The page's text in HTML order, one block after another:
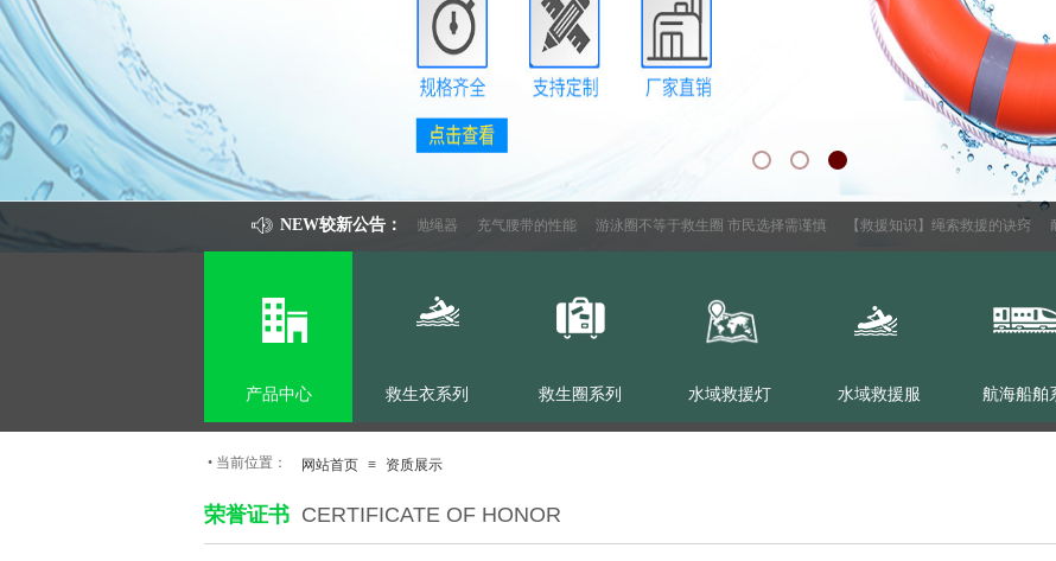
NEW较新公告：
救生圈的来源 气动式救生抛绳器 充气腰带的性能 游泳圈不等于救生圈 市民选择需谨慎 【救援知识】绳索救援的诀窍 耐
产品中心 救生衣系列 救生圈系列 水域救援灯 水域救援服 航海船舶
• 当前位置： 网站首页 ≡ 资质展示
荣誉证书 CERTIFICATE OF HONOR